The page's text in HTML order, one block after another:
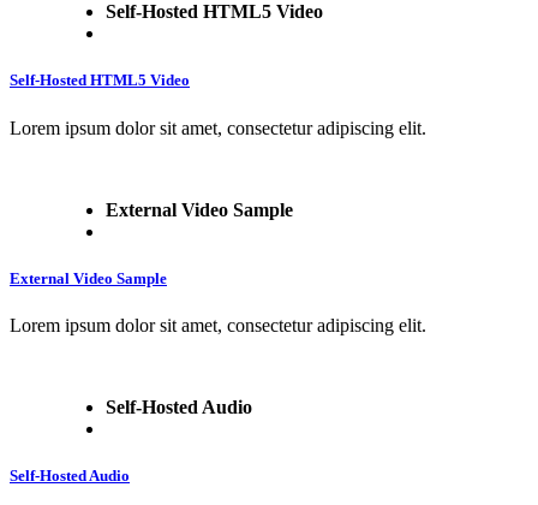
Self-Hosted HTML5 Video
Self-Hosted HTML5 Video
Lorem ipsum dolor sit amet, consectetur adipiscing elit.
External Video Sample
External Video Sample
Lorem ipsum dolor sit amet, consectetur adipiscing elit.
Self-Hosted Audio
Self-Hosted Audio